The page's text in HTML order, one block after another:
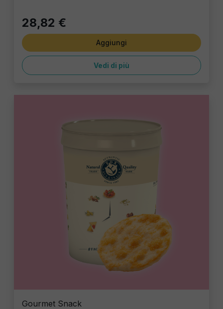
28,82 €
Aggiungi
Vedi di più
Gourmet Snack